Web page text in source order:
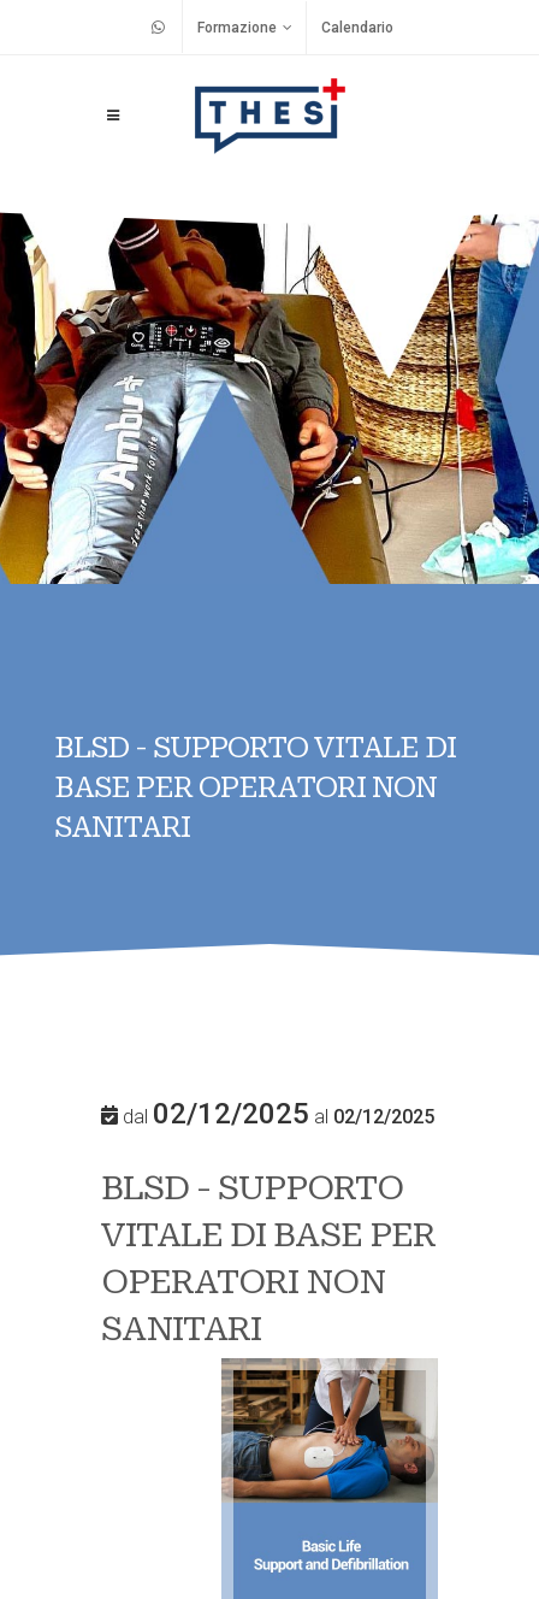
Formazione Calendario
BLSD - SUPPORTO VITALE DI
BASE PER OPERATORI NON
SANITARI
dal 02/12/2025 al 02/12/2025
BLSD - SUPPORTO
VITALE DI BASE PER
OPERATORI NON
SANITARI